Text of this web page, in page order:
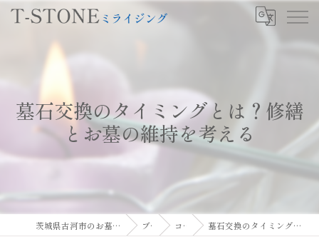
墓石交換のタイミングとは？修繕
とお墓の維持を考える
茨城県古河市のお墓ならT-STONEミライジング ブログ コラム 墓石交換のタイミングとは？修繕とお墓の維持を考える